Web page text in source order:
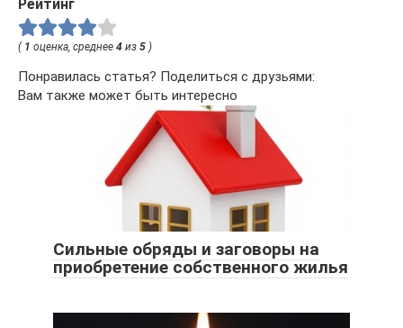
Рейтинг
( 1 оценка, среднее 4 из 5 )
Понравилась статья? Поделиться с друзьями:
Вам также может быть интересно
Сильные обряды и заговоры на
приобретение собственного жилья